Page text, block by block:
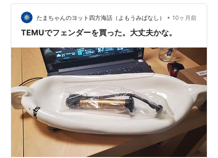
たまちゃんのヨット四方海話（よもうみばなし） • 10ヶ月前
TEMUでフェンダーを買った。大丈夫かな。